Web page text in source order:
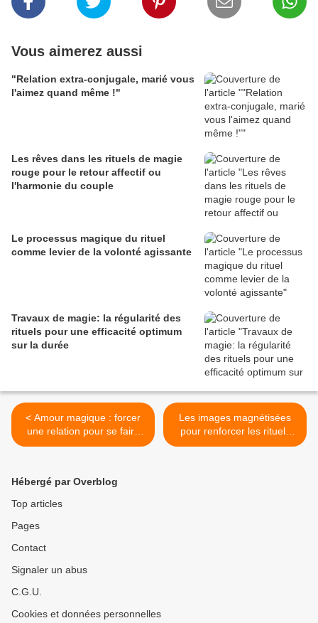
Vous aimerez aussi
"Relation extra-conjugale, marié vous
l'aimez quand même !"
Les rêves dans les rituels de magie
rouge pour le retour affectif ou
l'harmonie du couple
Le processus magique du rituel
comme levier de la volonté agissante
Travaux de magie: la régularité des
rituels pour une efficacité optimum
sur la durée
< Amour magique : forcer
une relation pour se faire
aimer d'une personne
Les images magnétisées
pour renforcer les rituels
d'Amour >
Hébergé par Overblog
Top articles
Pages
Contact
Signaler un abus
C.G.U.
Cookies et données personnelles